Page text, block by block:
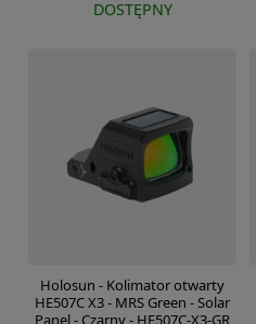
DOSTĘPNY
Holosun - Kolimator otwarty
HE507C X3 - MRS Green - Solar
Panel - Czarny - HE507C-X3-GR